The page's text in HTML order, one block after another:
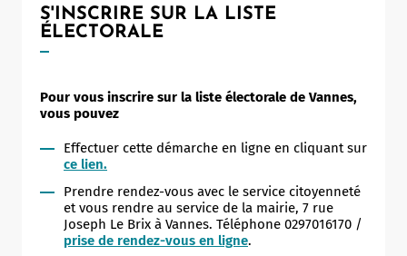
S'INSCRIRE SUR LA LISTE
ÉLECTORALE
Pour vous inscrire sur la liste électorale de Vannes,
vous pouvez
Effectuer cette démarche en ligne en cliquant sur
ce lien.
Prendre rendez-vous avec le service citoyenneté
et vous rendre au service de la mairie, 7 rue
Joseph Le Brix à Vannes. Téléphone 0297016170 /
prise de rendez-vous en ligne.